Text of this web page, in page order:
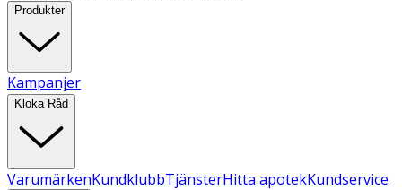
Produkter
Kampanjer
Kloka Råd
VarumärkenKundklubbTjänsterHitta apotekKundservice